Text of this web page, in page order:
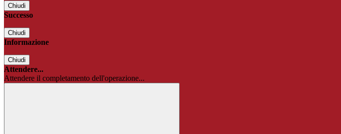
Chiudi
Successo
Chiudi
Informazione
Chiudi
Attendere...
Attendere il completamento dell'operazione...